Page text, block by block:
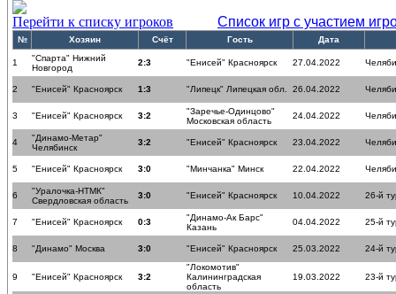
Перейти к списку игроков
Список игр с участием
№ Хозяин Счёт Гость Дата
1
"Спарта" Нижний
Новгород
2:3 "Енисей" Красноярск 27.04.2022
2 "Енисей" Красноярск 1:3 "Липецк" Липецкая обл. 26.04.2022
3 "Енисей" Красноярск 3:2
"Заречье-Одинцово"
Московская область
24.04.2022
4
"Динамо-Метар"
Челябинск
3:2 "Енисей" Красноярск 23.04.2022
5 "Енисей" Красноярск 3:0 "Минчанка" Минск 22.04.2022
6
"Уралочка-НТМК"
Свердловская область
3:0 "Енисей" Красноярск 10.04.2022 26-й
7 "Енисей" Красноярск 0:3
"Динамо-Ак Барс"
Казань
04.04.2022 25-й
8 "Динамо" Москва 3:0 "Енисей" Красноярск 25.03.2022 24-й
9 "Енисей" Красноярск 3:2
"Локомотив"
Калининградская
область
19.03.2022 23-й